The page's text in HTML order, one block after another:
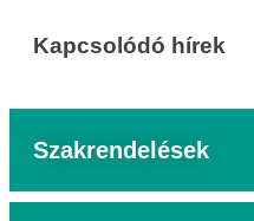
Kapcsolódó hírek
Szakrendelések